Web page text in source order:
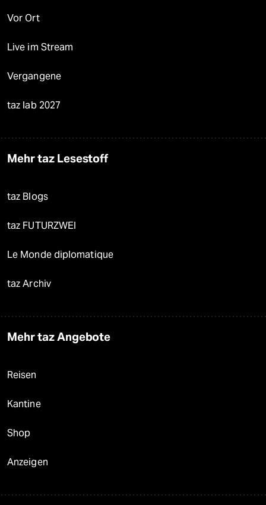
Vor Ort
Live im Stream
Vergangene
taz lab 2027
Mehr taz Lesestoff
taz Blogs
taz FUTURZWEI
Le Monde diplomatique
taz Archiv
Mehr taz Angebote
Reisen
Kantine
Shop
Anzeigen